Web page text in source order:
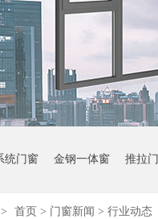
统门窗 金钢一体窗 推拉门
> 首页 > 门窗新闻 > 行业动态